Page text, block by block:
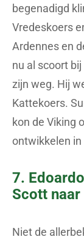
begenadigd
Vredeskoers
Ardennes en
nu al scoort
zijn weg. Hij
Kattekoers.
kon de Viking
ontwikkelen
7.
Scott
Niet de